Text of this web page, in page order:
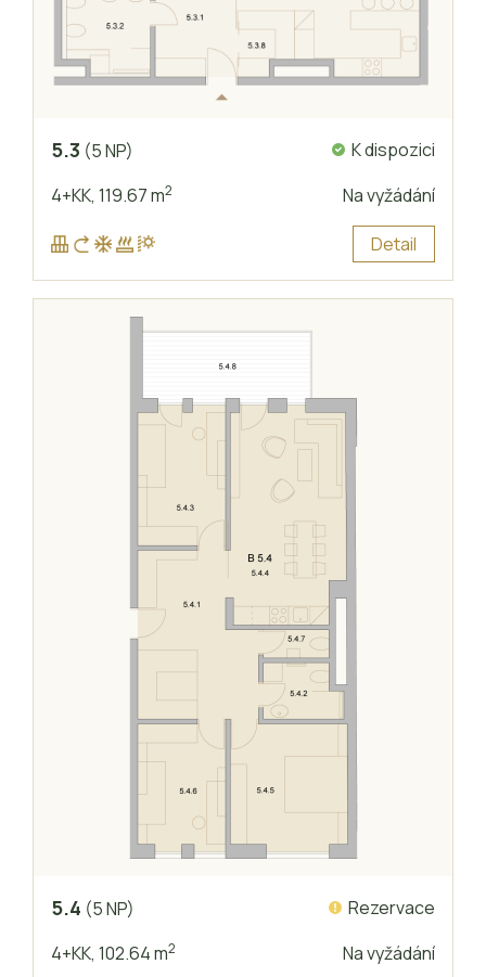
5.3 (5 NP)
K dispozici
4+KK, 119.67 m2 Na vyžádání
Detail
5.4 (5 NP)
Rezervace
4+KK, 102.64 m2 Na vyžádání